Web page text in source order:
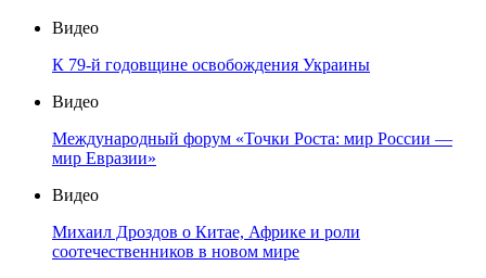
Видео
К 79-й годовщине освобождения Украины
Видео
Международный форум «Точки Роста: мир России —
мир Евразии»
Видео
Михаил Дроздов о Китае, Африке и роли
соотечественников в новом мире